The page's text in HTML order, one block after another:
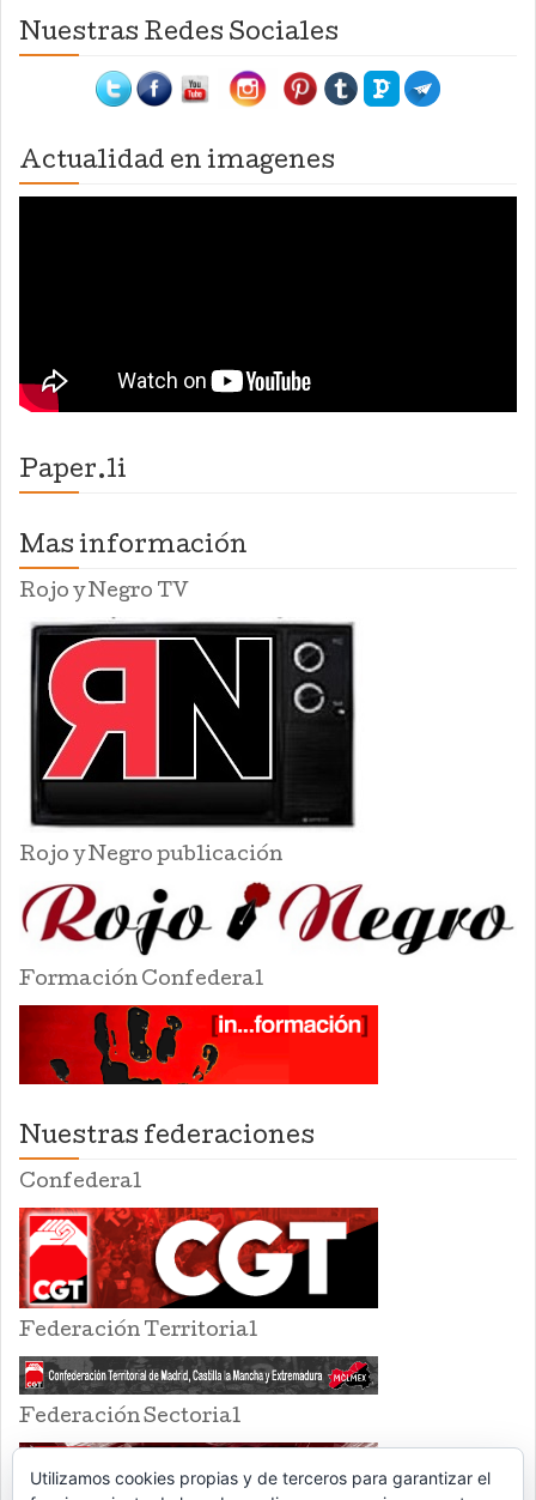
Nuestras Redes Sociales
Actualidad en imagenes
Paper.li
Mas información
Rojo y Negro TV
Rojo y Negro publicación
Formación Confederal
Nuestras federaciones
Confederal
Federación Territorial
Federación Sectorial
Utilizamos cookies propias y de terceros para garantizar el